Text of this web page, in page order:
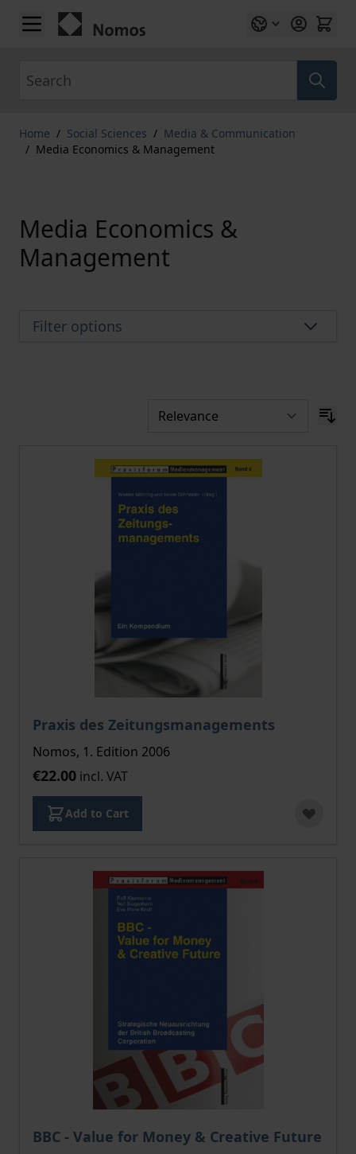
Skip to Content
Home / Social Sciences / Media & Communication
/ Media Economics & Management
Media Economics &
Management
Filter options
Praxis des Zeitungsmanagements
Nomos, 1. Edition 2006
€22.00 incl. VAT
Add to Cart
BBC - Value for Money & Creative Future